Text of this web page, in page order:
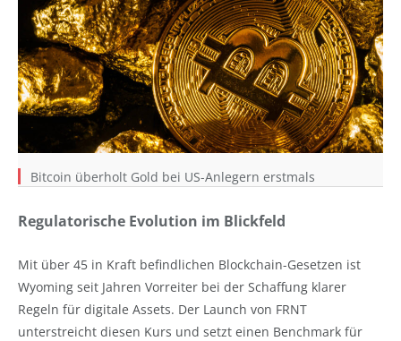
Bitcoin überholt Gold bei US-Anlegern erstmals
Regulatorische Evolution im Blickfeld
Mit über 45 in Kraft befindlichen Blockchain-Gesetzen ist
Wyoming seit Jahren Vorreiter bei der Schaffung klarer
Regeln für digitale Assets. Der Launch von FRNT
unterstreicht diesen Kurs und setzt einen Benchmark für